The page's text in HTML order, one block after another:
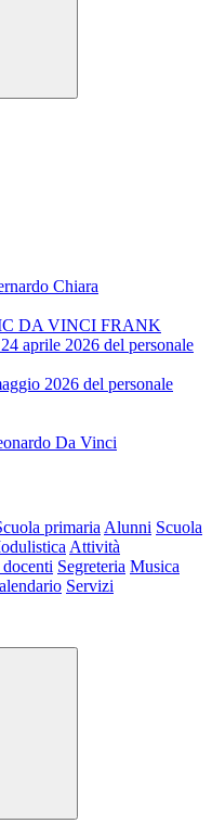
Chiara
DA VINCI FRANK
aprile 2026 del personale
2026 del personale
Da Vinci
primaria Alunni Scuola
Attività
Segreteria Musica
Servizi